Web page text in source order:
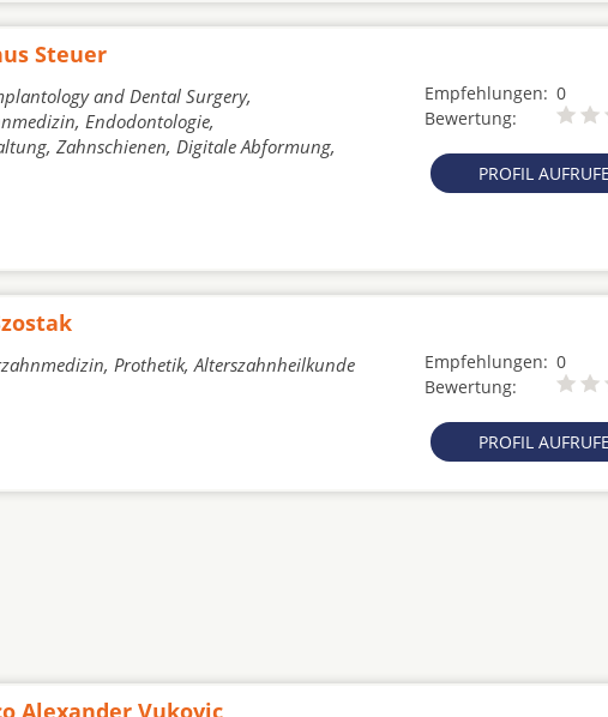
Steuer
and Dental Surgery,
Endodontologie,
Zahnschienen, Digitale Abformung,
Empfehlungen: 0
Bewertung:
PROFIL
Prothetik, Alterszahnheilkunde Empfehlungen: 0
Bewertung:
PROFIL
Alexander Vukovic